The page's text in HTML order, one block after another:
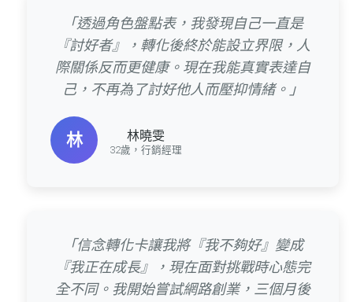
「透過角色盤點表，我發現自己一直是
『討好者』，轉化後終於能設立界限，人
際關係反而更健康。現在我能真實表達自
己，不再為了討好他人而壓抑情緒。」
林 林曉雯
32歲，行銷經理
「信念轉化卡讓我將『我不夠好』變成
『我正在成長』，現在面對挑戰時心態完
全不同。我開始嘗試網路創業，三個月後